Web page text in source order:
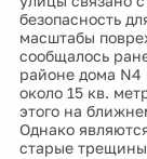
безопасность
масштабы
сообщалось
районе дома N4
около 15 кв.
этого на
Однако
старые трещины